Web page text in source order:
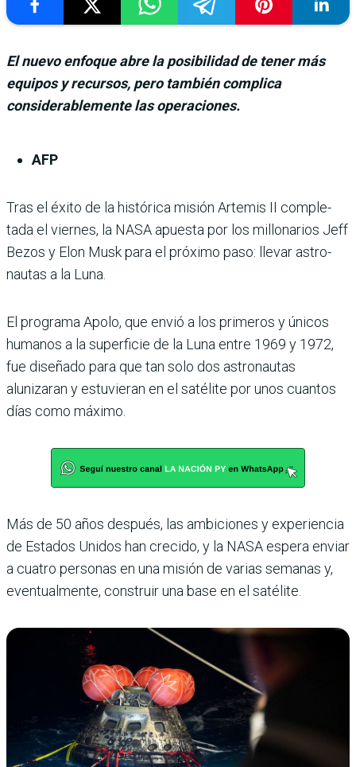
El nuevo enfoque abre la posibilidad de tener más
equipos y recursos, pero también complica
considerablemente las operaciones.
AFP
Tras el éxito de la histórica misión Artemis II comple­
tada el viernes, la NASA apuesta por los millonarios Jeff
Bezos y Elon Musk para el próximo paso: llevar astro­
nautas a la Luna.
El programa Apolo, que envió a los primeros y únicos
huma­nos a la superficie de la Luna entre 1969 y 1972,
fue diseñado para que tan solo dos astronautas
alunizaran y estuvieran en el satélite por unos cuantos
días como máximo.
Más de 50 años después, las ambiciones y experiencia
de Estados Unidos han crecido, y la NASA espera enviar
a cua­tro personas en una misión de varias semanas y,
eventual­mente, construir una base en el satélite.